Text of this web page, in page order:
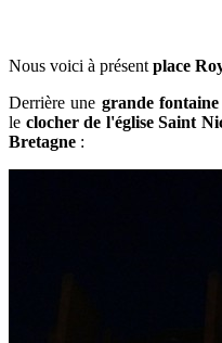
Nous voici à présent place
Derrière une grande fontaine
le clocher de l'église Saint
Bretagne :